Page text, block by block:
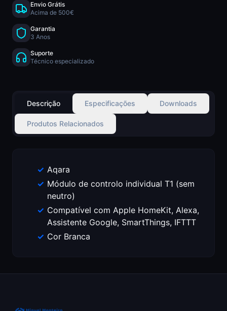
Envio Grátis
Acima de 500€
Garantia
3 Anos
Suporte
Técnico especializado
Descrição Especificações Downloads
Produtos Relacionados
Aqara
Módulo de controlo individual T1 (sem
neutro)
Compatível com Apple HomeKit, Alexa,
Assistente Google, SmartThings, IFTTT
Cor Branca